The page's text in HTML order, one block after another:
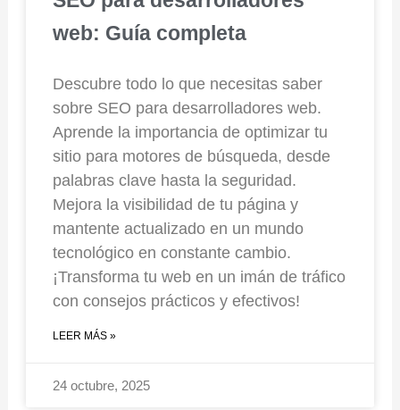
web: Guía completa
Descubre todo lo que necesitas saber
sobre SEO para desarrolladores web.
Aprende la importancia de optimizar tu
sitio para motores de búsqueda, desde
palabras clave hasta la seguridad.
Mejora la visibilidad de tu página y
mantente actualizado en un mundo
tecnológico en constante cambio.
¡Transforma tu web en un imán de tráfico
con consejos prácticos y efectivos!
LEER MÁS »
24 octubre, 2025